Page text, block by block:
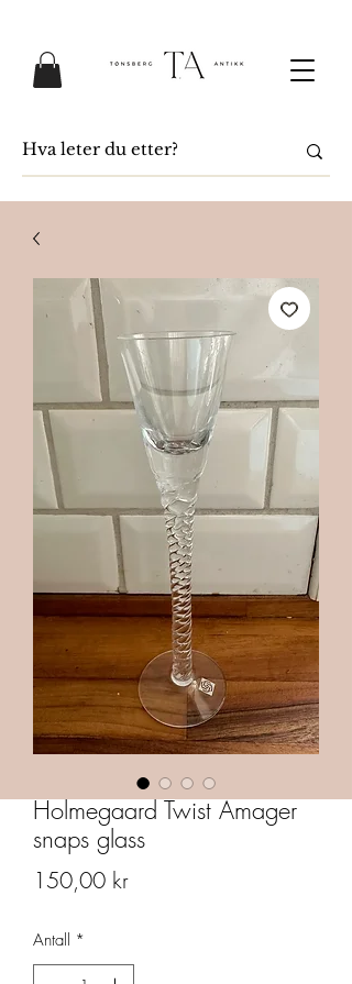
Holmegaard Twist Amager
snaps glass
150,00 krPris
Antall *